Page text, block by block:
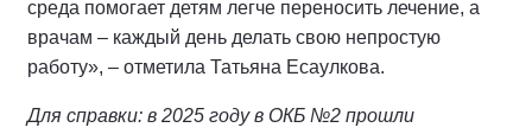
среда помогает детям легче переносить лечение, а
врачам – каждый день делать свою непростую
работу», – отметила Татьяна Есаулкова.
Для справки: в 2025 году в ОКБ №2 прошли